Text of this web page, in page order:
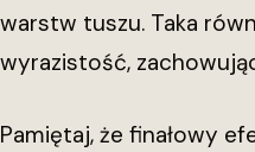
warstw tuszu. Taka
wyrazistość,
Pamiętaj, że finałowy